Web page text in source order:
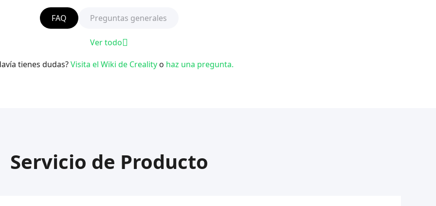
FAQ Preguntas generales
Ver todo
tienes dudas? Visita el Wiki de Creality o haz una pregunta.
Servicio de Producto